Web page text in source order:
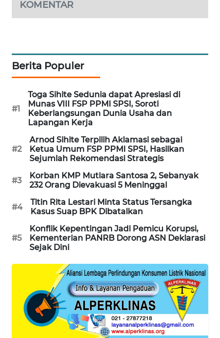
KOMENTAR
Berita Populer
#1
Toga Sihite Sedunia dapat Apresiasi di
Munas VIII FSP PPMI SPSI, Soroti
Keberlangsungan Dunia Usaha dan
Lapangan Kerja
#2
Arnod Sihite Terpilih Aklamasi sebagai
Ketua Umum FSP PPMI SPSI, Hasilkan
Sejumlah Rekomendasi Strategis
#3
Korban KMP Mutiara Santosa 2, Sebanyak
232 Orang Dievakuasi 5 Meninggal
#4
Titin Rita Lestari Minta Status Tersangka
Kasus Suap BPK Dibatalkan
#5
Konflik Kepentingan Jadi Pemicu Korupsi,
Kementerian PANRB Dorong ASN Deklarasi
Sejak Dini
WAHANA
WAHANA
DESA
WISATA
LAPAK
WAHANA
Wahana
KONSUMEN
LISTRIK
MASYARAKAT
KELISTRIKAN
WALINKI
ID
MAWAKA